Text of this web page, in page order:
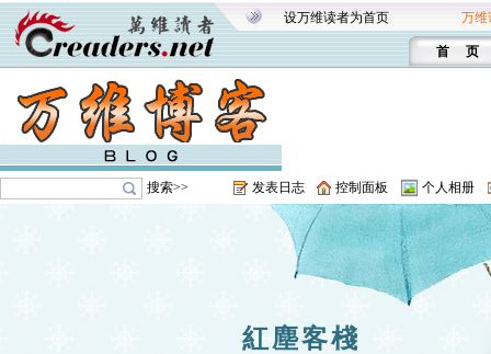
设万维读者为首页 万维
首 页
搜索>> 发表日志 控制面板 个人相册
紅塵客棧